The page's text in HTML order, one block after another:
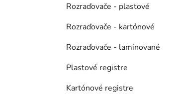
Rozraďovače - plastové
Rozraďovače - kartónové
Rozraďovače - laminované
Plastové registre
Kartónové registre